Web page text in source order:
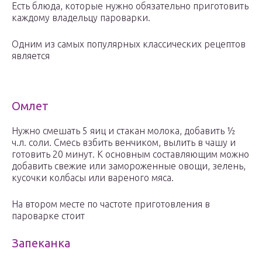
Есть блюда, которые нужно обязательно приготовить
каждому владельцу пароварки.
Одним из самых популярных классических рецептов
является
Омлет
Нужно смешать 5 яиц и стакан молока, добавить ½
ч.л. соли. Смесь взбить венчиком, вылить в чашу и
готовить 20 минут. К основным составляющим можно
добавить свежие или замороженные овощи, зелень,
кусочки колбасы или вареного мяса.
На втором месте по частоте приготовления в
пароварке стоит
Запеканка